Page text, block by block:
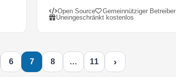
Open Source
Gemeinnütziger Betreiber
Uneingeschränkt kostenlos
6 7 8 … 11 ›